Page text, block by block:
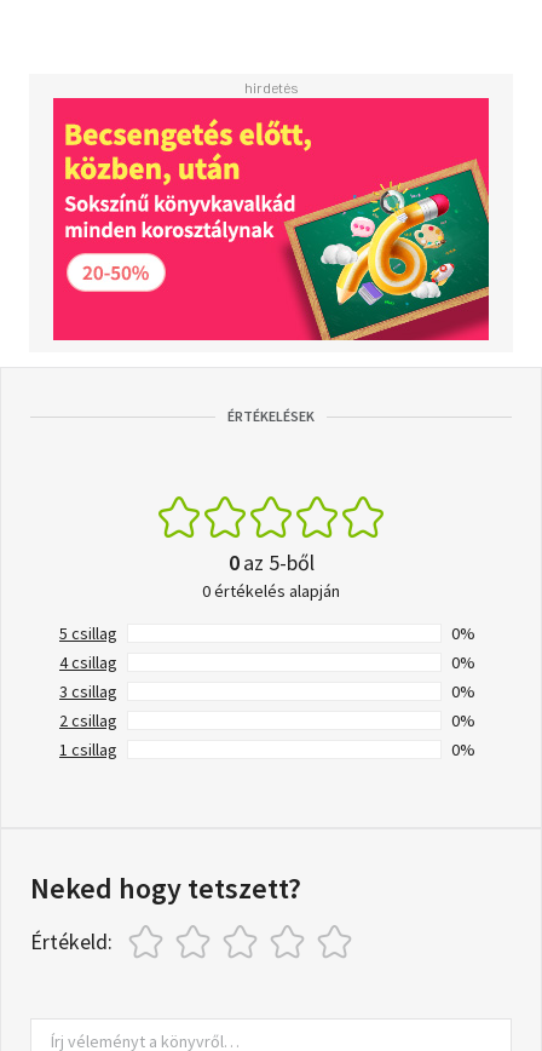
ÉRTÉKELÉSEK
0az 5-ből
0 értékelés alapján
5 csillag
0%
4 csillag
0%
3 csillag
0%
2 csillag
0%
1 csillag
0%
Neked hogy tetszett?
Értékeld: